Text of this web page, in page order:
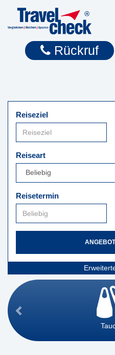
Rückruf
Reiseziel
Reiseart
Reisetermin